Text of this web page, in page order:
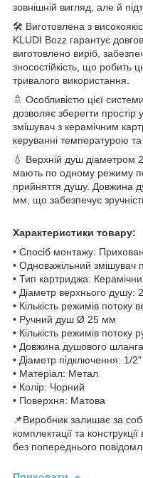
зовнішній вигляд, але й
🛠️ Виготовлена з
KLUDI Bozz гарантує
виготовлено виріб,
зносостійкість, що
тривалого використання.
🚿 Особливістю цієї
дозволяє зберегти простір
змішувач з керамічним
керуванні температурою
💧 Верхній душ
мають по одному режиму
прийняття душу. Довжина
мм, що забезпечує
Характеристики товару:
• Спосіб монтажу:
• Одноважільний змішувач
• Тип картриджа:
• Діаметр верхнього душу:
• Кількість режимів потоку
• Ручний душ Ø 25 мм
• Кількість режимів потоку
• Довжина душового
• Діаметр підключення: 1/2"
• Матеріал: Метал
• Колір: Чорний
• Поверхня: Матова
📌Виробник залишає за
комплектації та
без попереднього